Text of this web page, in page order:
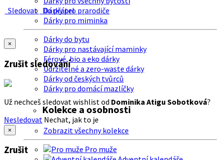
Dárky pro prarodiče
Dárky pro miminka
Dárky do bytu
Dárky pro nastávající maminky
Férové, bio a eko dárky
Udržitelné a zero-waste dárky
Dárky od českých tvůrců
Dárky pro domácí mazlíčky
Kolekce a osobnosti
Zobrazit všechny kolekce
Pro muže
Sledovat Do přátel
×
Zrušit sledování
Už nechceš sledovat wishlist od Dominika Atigu Sobotková?
Nesledovat Nechat, jak to je
×
Zrušit